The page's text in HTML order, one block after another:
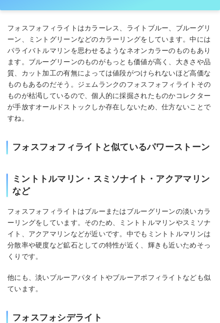
フォスフォフィライトはカラーレス、ライトブルー、ブルーグリ
ーン、ミントグリーンなどのカラーリングをしています。中には
パライバトルマリンを思わせるようなネオンカラーのものもあり
ます。ブルーグリーンのものがもっとも価値が高く、大きさや品
質、カット加工の有無によっては値段がつけられないほど高価な
ものもあるのだそう。ジェムランクのフォスフォフィライトその
ものが枯渇しているので、個人的に採掘されたものかコレクター
が手放すオールドストックしか存在しないため、仕方ないことで
すね。
フォスフォフィライトと似ているパワーストーン
ミントトルマリン・スミソナイト・アクアマリン
など
フォスフォフィライトはブルーまたはブルーグリーンの淡いカラ
ーリングをしています。そのため、ミントトルマリンやスミソナ
イト、アクアマリンなどが近いです。中でもミントトルマリンは
分散率や硬度など鉱石としての特性が近く、輝きも近いためそっ
くりです。
他にも、淡いブルーアパタイトやブルーアポフィライトなども似
ています。
フォスフォシデライト